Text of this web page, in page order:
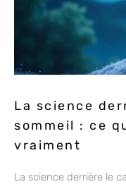
La science
sommeil : ce
vraiment
La science derrière le